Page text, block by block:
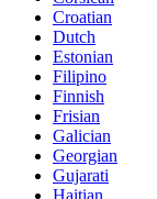
Croatian
Dutch
Estonian
Filipino
Finnish
Frisian
Galician
Georgian
Gujarati